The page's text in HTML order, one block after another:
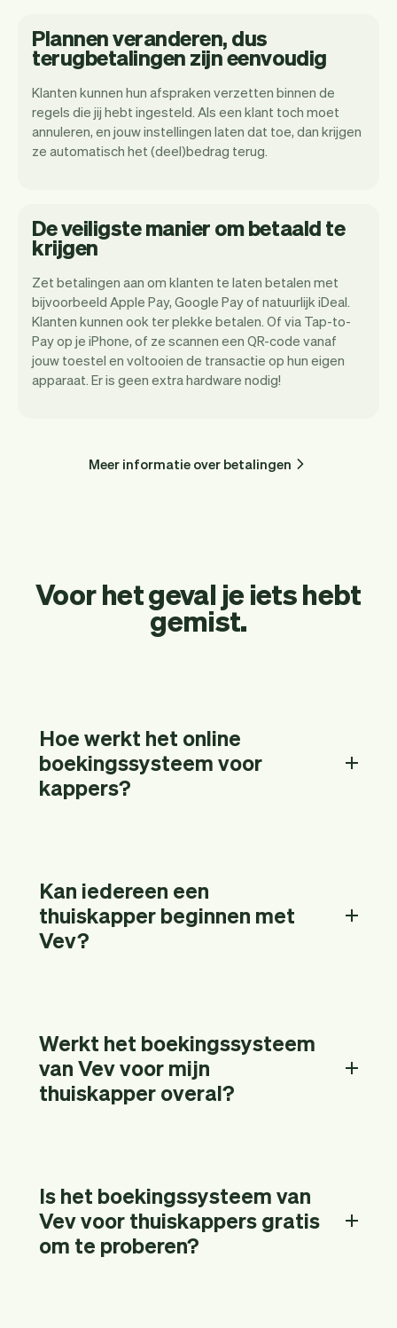
Plannen veranderen, dus
terugbetalingen zijn eenvoudig
Klanten kunnen hun afspraken verzetten binnen de
regels die jij hebt ingesteld. Als een klant toch moet
annuleren, en jouw instellingen laten dat toe, dan krijgen
ze automatisch het (deel)bedrag terug.
De veiligste manier om betaald te
krijgen
Zet betalingen aan om klanten te laten betalen met
bijvoorbeeld Apple Pay, Google Pay of natuurlijk iDeal.
Klanten kunnen ook ter plekke betalen. Of via Tap-to-
Pay op je iPhone, of ze scannen een QR-code vanaf
jouw toestel en voltooien de transactie op hun eigen
apparaat. Er is geen extra hardware nodig!
Meer informatie over betalingen
Voor het geval je iets hebt
gemist.
Hoe werkt het online
boekingssysteem voor
kappers?
Kan iedereen een
thuiskapper beginnen met
Vev?
Werkt het boekingssysteem
van Vev voor mijn
thuiskapper overal?
Is het boekingssysteem van
Vev voor thuiskappers gratis
om te proberen?